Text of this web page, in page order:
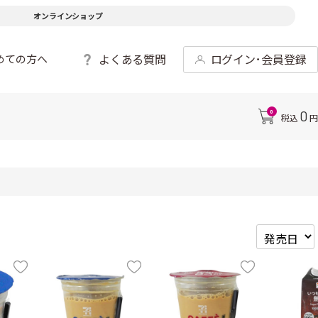
オンラインショップ
ての方へ よくある質問 ログイン･会員登録
0
税込 0 円